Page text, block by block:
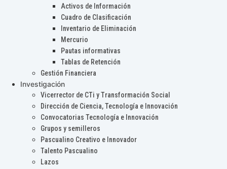
Activos de Información
Cuadro de Clasificación
Inventario de Eliminación
Mercurio
Pautas informativas
Tablas de Retención
Gestión Financiera
Investigación
Vicerrector de CTi y Transformación Social
Dirección de Ciencia, Tecnología e Innovación
Convocatorias Tecnología e Innovación
Grupos y semilleros
Pascualino Creativo e Innovador
Talento Pascualino
Lazos